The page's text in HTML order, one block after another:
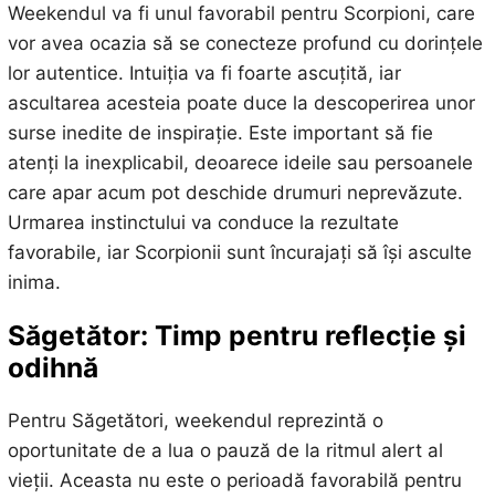
Weekendul va fi unul favorabil pentru Scorpioni, care
vor avea ocazia să se conecteze profund cu dorințele
lor autentice. Intuiția va fi foarte ascuțită, iar
ascultarea acesteia poate duce la descoperirea unor
surse inedite de inspirație. Este important să fie
atenți la inexplicabil, deoarece ideile sau persoanele
care apar acum pot deschide drumuri neprevăzute.
Urmarea instinctului va conduce la rezultate
favorabile, iar Scorpionii sunt încurajați să își asculte
inima.
Săgetător: Timp pentru reflecție și
odihnă
Pentru Săgetători, weekendul reprezintă o
oportunitate de a lua o pauză de la ritmul alert al
vieții. Aceasta nu este o perioadă favorabilă pentru